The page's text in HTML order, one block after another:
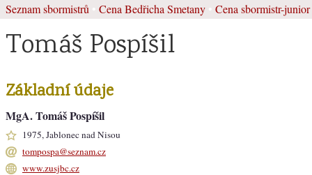
Seznam sbormistrů Cena Bedřicha Smetany Cena sbormistr-junior
Tomáš Pospíšil
Základní údaje
MgA. Tomáš Pospíšil
1975, Jablonec nad Nisou
tompospa@seznam.cz
www.zusjbc.cz